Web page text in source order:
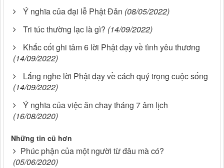
Ý nghĩa của đại lễ Phật Đản (08/05/2022)
Tri túc thường lạc là gì? (14/09/2022)
Khắc cốt ghi tâm 6 lời Phật dạy về tình yêu thương
(14/09/2022)
Lắng nghe lời Phật dạy về cách quý trọng cuộc sống
(14/09/2022)
Ý nghĩa của việc ăn chay tháng 7 âm lịch
(16/08/2020)
Những tin cũ hơn
Phúc phận của một người từ đâu mà có?
(05/06/2020)